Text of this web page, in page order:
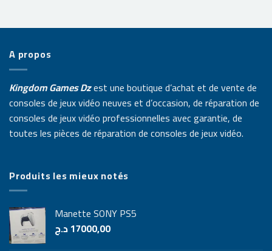
A propos
Kingdom Games Dzest une boutique d’achat et de vente de
consoles de jeux vidéo neuves et d’occasion, de réparation de
consoles de jeux vidéo professionnelles avec garantie, de
toutes les pièces de réparation de consoles de jeux vidéo.
Produits les mieux notés
Manette SONY PS5
17000,00د.ج